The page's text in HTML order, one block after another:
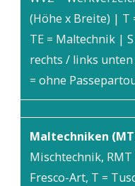
(Höhe x Breite) | T
TE = Maltechnik |
rechts / links
= ohne
Maltechniken
Mischtechnik, RMT
Fresco-Art, T =